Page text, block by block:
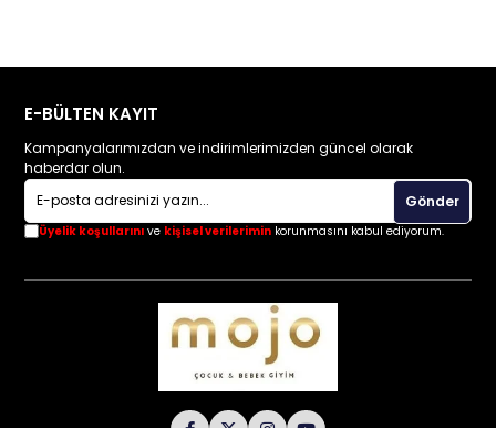
E-BÜLTEN KAYIT
Kampanyalarımızdan ve indirimlerimizden güncel olarak
haberdar olun.
Gönder
Üyelik koşullarını ve kişisel verilerimin korunmasını kabul ediyorum.